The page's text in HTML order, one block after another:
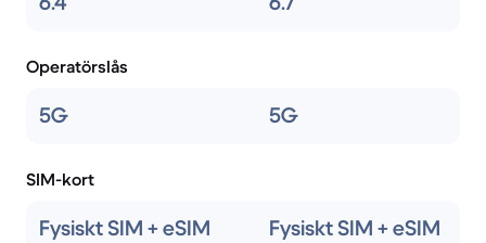
Operatörslås
5G 5G
SIM-kort
Fysiskt SIM + eSIM Fysiskt SIM + eSIM